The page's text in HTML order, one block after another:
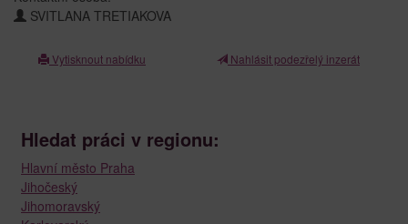
SVITLANA TRETIAKOVA
Vytisknout nabídku Nahlásit podezřelý inzerát
Hledat práci v regionu:
Hlavní město Praha
Jihočeský
Jihomoravský